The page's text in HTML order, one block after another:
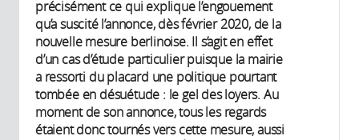
précisément ce qui explique l’engouement
qu’a suscité l’annonce, dès février 2020, de la
nouvelle mesure berlinoise. Il s’agit en effet
d’un cas d’étude particulier puisque la mairie
a ressorti du placard une politique pourtant
tombée en désuétude : le gel des loyers. Au
moment de son annonce, tous les regards
étaient donc tournés vers cette mesure, aussi